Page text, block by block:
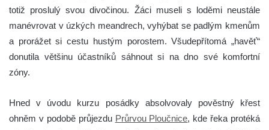
totiž proslulý svou divočinou. Žáci museli s loděmi neustále
manévrovat v úzkých meandrech, vyhýbat se padlým kmenům
a prorážet si cestu hustým porostem. Všudepřítomá „havěť“
donutila většinu účastníků sáhnout si na dno své komfortní
zóny.
Hned v úvodu kurzu posádky absolvovaly pověstný křest
ohněm v podobě průjezdu Průrvou Ploučnice, kde řeka protéká